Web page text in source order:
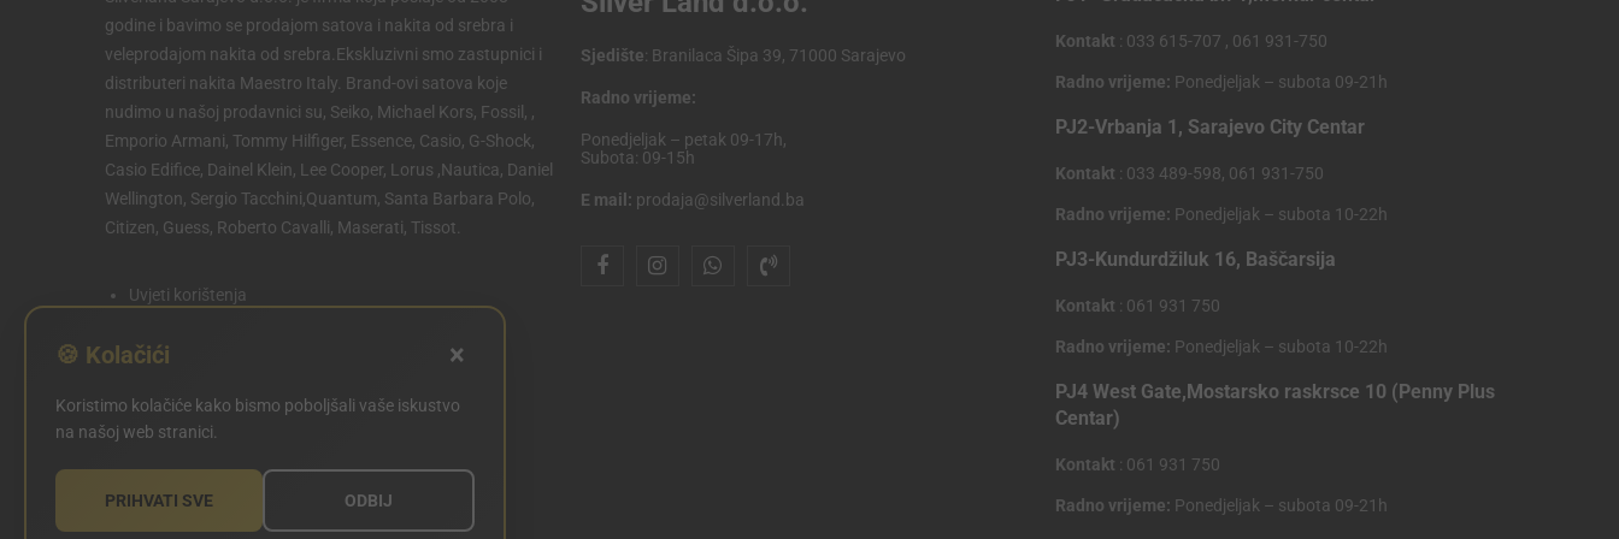
godine i bavimo se prodajom satova i nakita od srebra i
veleprodajom nakita od srebra.Ekskluzivni smo zastupnici i
distributeri nakita Maestro Italy. Brand-ovi satova koje
nudimo u našoj prodavnici su, Seiko, Michael Kors, Fossil, ,
Emporio Armani, Tommy Hilfiger, Essence, Casio, G-Shock,
Casio Edifice, Dainel Klein, Lee Cooper, Lorus ,Nautica, Daniel
Wellington, Sergio Tacchini,Quantum, Santa Barbara Polo,
Citizen, Guess, Roberto Cavalli, Maserati, Tissot.
Uvjeti korištenja
Politika kolačića
POSTAVKE KOLAČIĆA
Sjedište: Branilaca Šipa 39, 71000 Sarajevo
Radno vrijeme:
Ponedjeljak – petak 09-17h,
Subota: 09-15h
E mail: prodaja@silverland.ba
Kontakt : 033 615-707 , 061 931-750
Radno vrijeme: Ponedjeljak – subota 09-21h
PJ2-Vrbanja 1, Sarajevo City Centar
Kontakt : 033 489-598, 061 931-750
Radno vrijeme: Ponedjeljak – subota 10-22h
PJ3-Kundurdžiluk 16, Baščarsija
Kontakt : 061 931 750
Radno vrijeme: Ponedjeljak – subota 10-22h
PJ4 West Gate,Mostarsko raskrsce 10 (Penny Plus
Centar)
Kontakt : 061 931 750
Radno vrijeme: Ponedjeljak – subota 09-21h
🍪 Kolačići ×
Koristimo kolačiće kako bismo poboljšali vaše iskustvo
na našoj web stranici.
PRIHVATI SVE ODBIJ